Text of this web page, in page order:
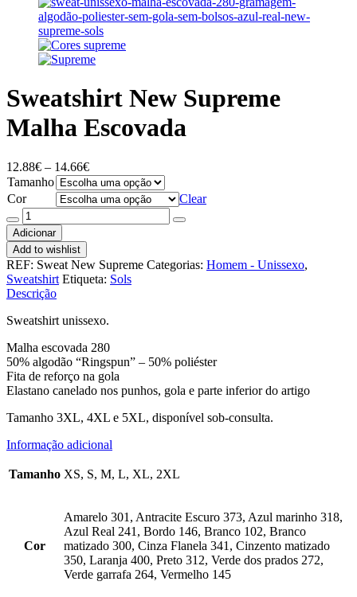
Sweatshirt New Supreme
Malha Escovada
12.88€ – 14.66€Price
range:
12.88€
through
14.66€
Tamanho
Cor
Clear
Quantidade
de
Sweatshirt
New
Supreme
Malha
Escovada
Adicionar
Add to wishlist
REF: Sweat New Supreme Categorias: Homem - Unissexo,
Sweatshirt Etiqueta: Sols
Descrição
Sweatshirt unissexo.
Malha escovada 280
50% algodão “Ringspun” – 50% poliéster
Fita de reforço na gola
Elastano canelado nos punhos, gola e parte inferior do artigo
Tamanho 3XL, 4XL e 5XL, disponível sob-consulta.
Informação adicional
Tamanho XS, S, M, L, XL, 2XL
Cor
Amarelo 301, Antracite Escuro 373, Azul marinho 318,
Azul Real 241, Bordo 146, Branco 102, Branco
matizado 300, Cinza Flanela 341, Cinzento matizado
350, Laranja 400, Preto 312, Verde dos prados 272,
Verde garrafa 264, Vermelho 145